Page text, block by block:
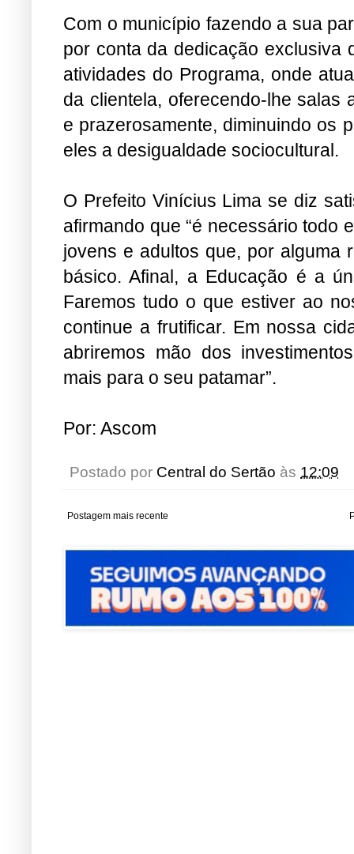
Com o município fazendo a sua
por conta da dedicação exclusiva
atividades do Programa, onde
da clientela, oferecendo-lhe salas
e prazerosamente, diminuindo os
eles a desigualdade sociocultural.
O Prefeito Vinícius Lima se diz
afirmando que “é necessário todo
jovens e adultos que, por alguma
básico. Afinal, a Educação é a
Faremos tudo o que estiver ao
continue a frutificar. Em nossa
abriremos mão dos
mais para o seu patamar”.
Por: Ascom
Postado por Central do Sertão às 12:09
Postagem mais recente